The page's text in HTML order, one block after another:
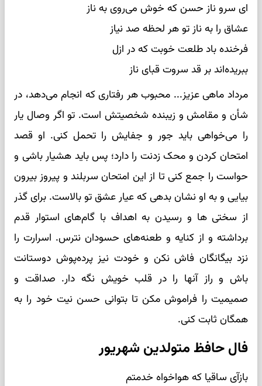
ای سرو ناز حسن که خوش می‌روی به ناز
عشاق را به ناز تو هر لحظه صد نیاز
فرخنده باد طلعت خوبت که در ازل
ببریده‌اند بر قد سروت قبای ناز
مرداد ماهی عزیز... محبوب هر رفتاری که انجام می‌دهد، در
شأن و مقامش و زیبنده شخصیتش است. تو اگر وصال یار
را می‌خواهی باید جور و جفایش را تحمل کنی. او قصد
امتحان کردن و محک زدنت را دارد؛ پس باید هشیار باشی و
حواست را جمع کنی تا از این امتحان سربلند و پیروز بیرون
بیایی و به او نشان بدهی که عیار عشق تو بالاست. برای گذر
از سختی ها و رسیدن به اهداف با گام‌های استوار قدم
برداشته و از کنایه و طعنه‌های حسودان نترس. اسرارت را
نزد بیگانگان فاش نکن و خودت نیز پرده‌پوش دوستانت
باش و راز آنها را در قلب خویش نگه دار. صداقت و
صمیمیت را فراموش مکن تا بتوانی حسن نیت خود را به
همگان ثابت کنی.
فال حافظ متولدین شهریور
بازآی ساقیا که هواخواه خدمتم